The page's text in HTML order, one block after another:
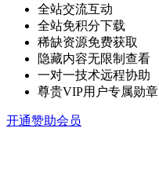
全站交流互动
全站免积分下载
稀缺资源免费获取
隐藏内容无限制查看
一对一技术远程协助
尊贵VIP用户专属勋章
开通赞助会员